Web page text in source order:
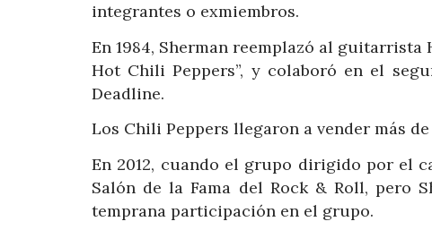
integrantes o exmiembros.
En 1984, Sherman reemplazó al
Hot Chili Peppers”, y colaboró en el
Deadline.
Los Chili Peppers llegaron a vender más
En 2012, cuando el grupo dirigido por el
Salón de la Fama del Rock & Roll, pero
temprana participación en el grupo.